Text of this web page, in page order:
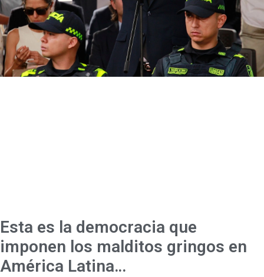
Esta es la democracia que
imponen los malditos gringos en
América Latina…